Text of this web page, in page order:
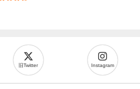
旧Twitter Instagram